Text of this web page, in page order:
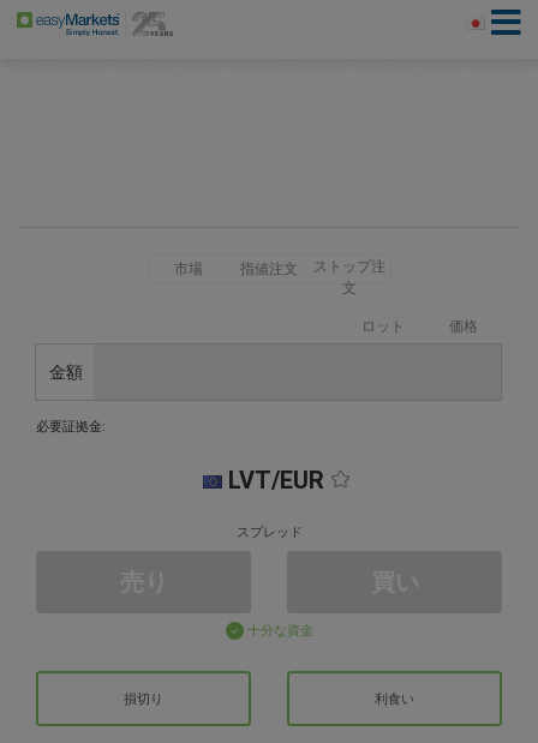
市場 指値注文
ストップ注
文
ロット 価格
金額
必要証拠金:
LVT/EUR
スプレッド
十分な資金
損切り 利食い